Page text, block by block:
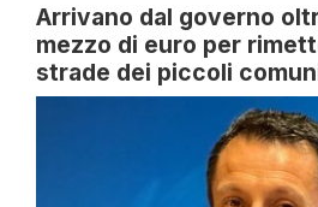
Arrivano dal governo
mezzo di euro per
strade dei piccoli